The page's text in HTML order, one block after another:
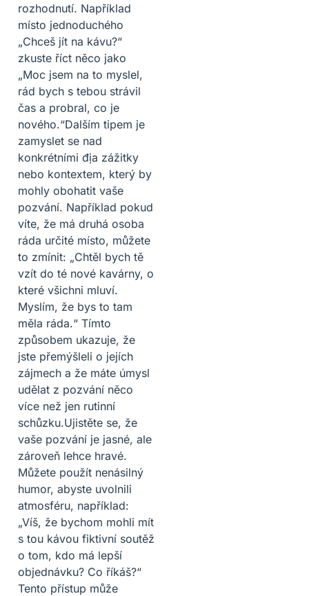
rozhodnutí. Například
místo jednoduchého
„Chceš jít na kávu?“
zkuste říct něco jako
„Moc jsem na to myslel,
rád bych s tebou strávil
čas a probral, co je
nového.“Dalším tipem je
zamyslet se nad
konkrétními địa zážitky
nebo kontextem, který by
mohly obohatit vaše
pozvání. Například pokud
víte, že má druhá osoba
ráda určité místo, můžete
to zmínit: „Chtěl bych tě
vzít do té nové kavárny, o
které všichni mluví.
Myslím, že bys to tam
měla ráda.“ Tímto
způsobem ukazuje, že
jste přemýšleli o jejích
zájmech a že máte úmysl
udělat z pozvání něco
více než jen rutinní
schůzku.Ujistěte se, že
vaše pozvání je jasné, ale
zároveň lehce hravé.
Můžete použít nenásilný
humor, abyste uvolnili
atmosféru, například:
„Víš, že bychom mohli mít
s tou kávou fiktivní soutěž
o tom, kdo má lepší
objednávku? Co říkáš?“
Tento přístup může